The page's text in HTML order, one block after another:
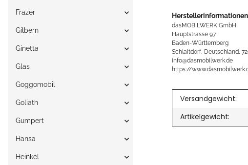
dasMOBILWERK GmbH
Hauptstrasse 97
Baden-Württemberg
Schlaitdorf, Deutschland,
info@dasmobilwerk.de
https://
Versandgewicht:
Artikelgewicht:
Frazer
Gilbern
Ginetta
Glas
Goggomobil
Goliath
Gumpert
Hansa
Heinkel